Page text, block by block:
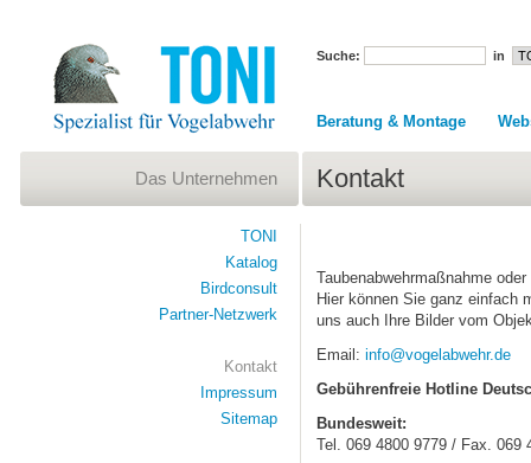
Suche: in
Beratung & Montage
Kontakt
Taubenabwehrmaßnahme
Hier können Sie ganz einfach
uns auch Ihre Bilder vom
Email: info@vogelabwehr.de
Gebührenfreie Hotline
Bundesweit:
Tel. 069 4800 9779 / Fax. 069
Das Unternehmen
TONI
Katalog
Birdconsult
Partner-Netzwerk
Kontakt
Impressum
Sitemap